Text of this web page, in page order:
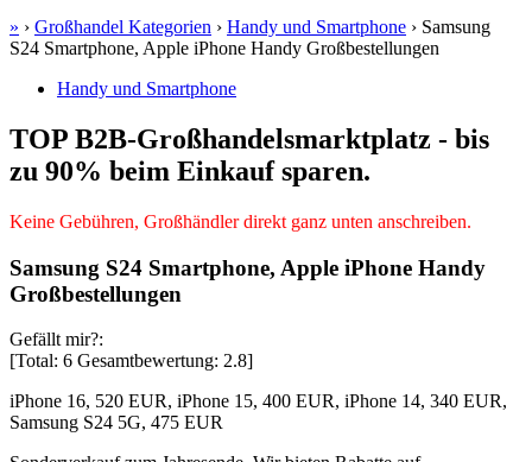
» › Großhandel Kategorien › Handy und Smartphone › Samsung
S24 Smartphone, Apple iPhone Handy Großbestellungen
Handy und Smartphone
TOP B2B-Großhandelsmarktplatz - bis
zu 90% beim Einkauf sparen.
Keine Gebühren, Großhändler direkt ganz unten anschreiben.
Samsung S24 Smartphone, Apple iPhone Handy
Großbestellungen
Gefällt mir?:
[Total: 6 Gesamtbewertung: 2.8]
iPhone 16, 520 EUR, iPhone 15, 400 EUR, iPhone 14, 340 EUR,
Samsung S24 5G, 475 EUR